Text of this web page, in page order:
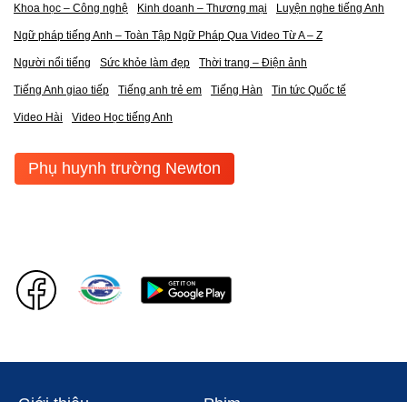
Khoa học – Công nghệ Kinh doanh – Thương mại Luyện nghe tiếng Anh
Ngữ pháp tiếng Anh – Toàn Tập Ngữ Pháp Qua Video Từ A – Z
Người nổi tiếng Sức khỏe làm đẹp Thời trang – Điện ảnh
Tiếng Anh giao tiếp Tiếng anh trẻ em Tiếng Hàn Tin tức Quốc tế
Video Hài Video Học tiếng Anh
Phụ huynh trường Newton